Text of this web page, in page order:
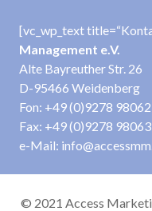
[vc_wp_text
Management e.V.
Alte Bayreuther Str. 26
D-95466 Weidenberg
Fon: +49 (0)9278 98062
Fax: +49 (0)9278 98063
e-Mail:
© 2021 Access